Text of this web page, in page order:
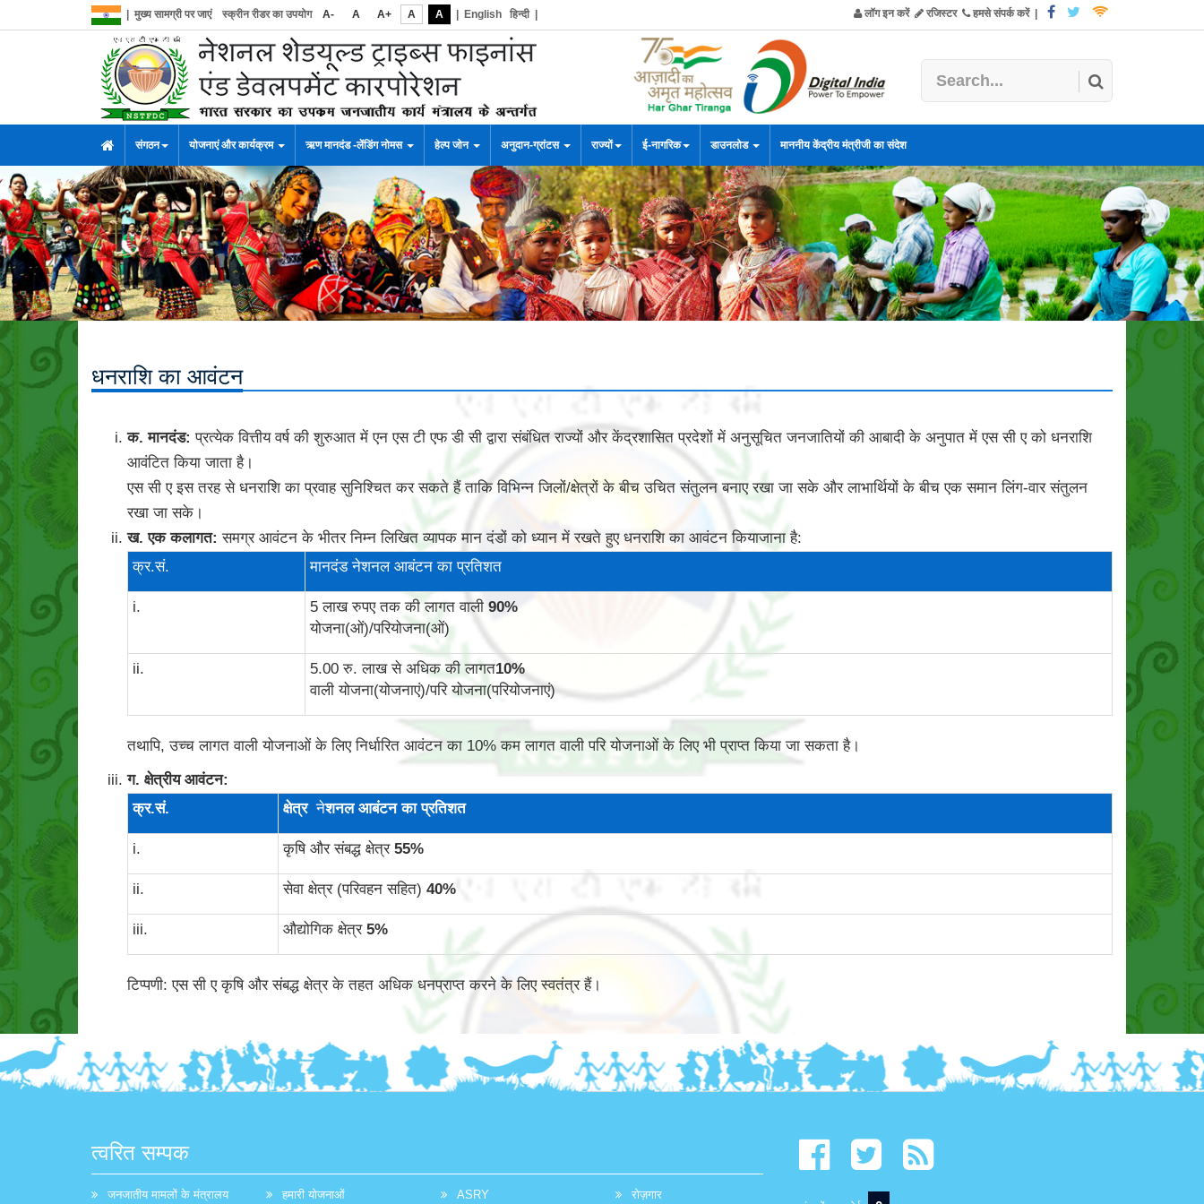
मुख्य सामग्री पर जाएं स्क्रीन रीडर का उपयोग A- A A+ A A English हिन्दी| लॉग इन करें रजिस्टर हमसे संपर्क करें|
संगठन योजनाएं और कार्यक्रम ऋण मानदंड -लेंडिंग नोमस हेल्प जोन अनुदान-ग्रांटस राज्यों ई-नागरिक डाउनलोड माननीय केंद्रीय मंत्रीजी का संदेश
धनराशि का आवंटन
क. मानदंड: प्रत्येक वित्तीय वर्ष की शुरुआत में एन एस टी एफ डी सी द्वारा संबंधित राज्यों और केंद्रशासित प्रदेशों में अनुसूचित जनजातियों की आबादी के अनुपात में एस सी ए को धनराशि
आवंटित किया जाता है।
एस सी ए इस तरह से धनराशि का प्रवाह सुनिश्चित कर सकते हैं ताकि विभिन्न जिलों/क्षेत्रों के बीच उचित संतुलन बनाए रखा जा सके और लाभार्थियों के बीच एक समान लिंग-वार संतुलन
रखा जा सके।
ख. एक कलागत:समग्र आवंटन के भीतर निम्न लिखित व्यापक मान दंडों को ध्यान में रखते हुए धनराशि का आवंटन कियाजाना है:
क्र.सं.
मानदंड नेशनल आबंटन का प्रतिशत
i. 5 लाख रुपए तक की लागत वाली 90%
योजना(ओं)/परियोजना(ओं)
ii. 5.00 रु. लाख से अधिक की लागत10%
वाली योजना(योजनाएं)/परि योजना(परियोजनाएं)
तथापि, उच्च लागत वाली योजनाओं के लिए निर्धारित आवंटन का 10% कम लागत वाली परि योजनाओं के लिए भी प्राप्त किया जा सकता है।
ग. क्षेत्रीय आवंटन:
क्र.सं. क्षेत्रनेशनल आबंटन का प्रतिशत
i. कृषि और संबद्ध क्षेत्र 55%
ii. सेवा क्षेत्र (परिवहन सहित) 40%
iii. औद्योगिक क्षेत्र 5%
टिप्पणी: एस सी ए कृषि और संबद्ध क्षेत्र के तहत अधिक धनप्राप्त करने के लिए स्वतंत्र हैं।
त्वरित सम्पक
जनजातीय मामलों के मंत्रालय हमारी योजनाओं ASRY
रोज़गार